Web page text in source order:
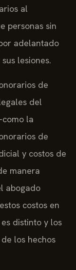
al
personas sin
adelantado
lesiones.
de
del
la
de
y costos de
manera
abogado
costos en
distinto y los
los hechos